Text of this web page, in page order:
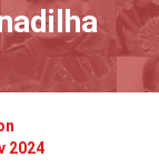
2024